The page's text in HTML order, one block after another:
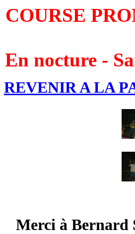
COURSE
En nocture -
REVENIR A LA
Merci à Bernard